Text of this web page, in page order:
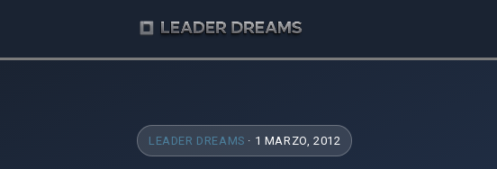
LEADER DREAMS · 1 MARZO, 2012